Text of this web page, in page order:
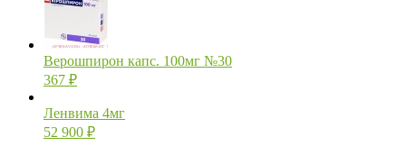
Верошпирон капс. 100мг №30
367 ₽
Ленвима 4мг
52 900 ₽